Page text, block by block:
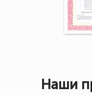
Наши